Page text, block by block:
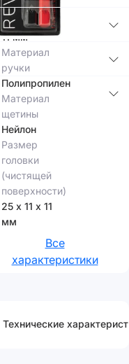
щетины,
мм
11 мм
Материал
ручки
Полипропилен
Материал
щетины
Нейлон
Размер
головки
(чистящей
поверхности)
25 х 11 х 11
мм
Все
характеристики
Технические